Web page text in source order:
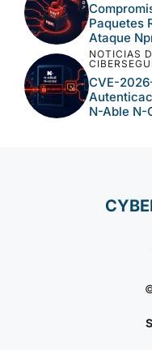
Langflow,
Central
Crítico De
NOTICIAS
Ataques
Central
Remoto A
En
NOTICIAS
CVE-